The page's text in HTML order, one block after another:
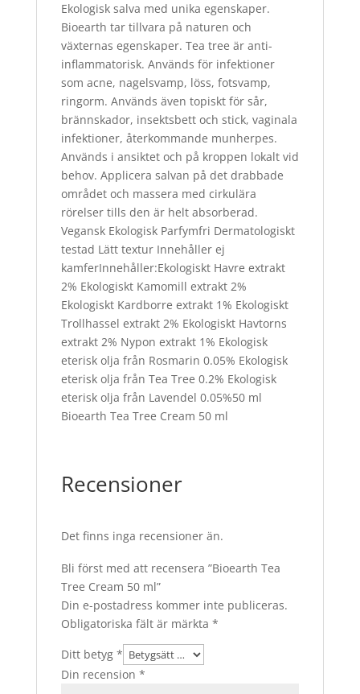
Ekologisk salva med unika egenskaper.
Bioearth tar tillvara på naturen och
växternas egenskaper. Tea tree är anti-
inflammatorisk. Används för infektioner
som acne, nagelsvamp, löss, fotsvamp,
ringorm. Används även topiskt för sår,
brännskador, insektsbett och stick, vaginala
infektioner, återkommande munherpes.
Används i ansiktet och på kroppen lokalt vid
behov. Applicera salvan på det drabbade
området och massera med cirkulära
rörelser tills den är helt absorberad.
Vegansk Ekologisk Parfymfri Dermatologiskt
testad Lätt textur Innehåller ej
kamferInnehåller:Ekologiskt Havre extrakt
2% Ekologiskt Kamomill extrakt 2%
Ekologiskt Kardborre extrakt 1% Ekologiskt
Trollhassel extrakt 2% Ekologiskt Havtorns
extrakt 2% Nypon extrakt 1% Ekologisk
eterisk olja från Rosmarin 0.05% Ekologisk
eterisk olja från Tea Tree 0.2% Ekologisk
eterisk olja från Lavendel 0.05%50 ml
Bioearth Tea Tree Cream 50 ml
Recensioner
Det finns inga recensioner än.
Bli först med att recensera ”Bioearth Tea
Tree Cream 50 ml”
Din e-postadress kommer inte publiceras.
Obligatoriska fält är märkta *
Ditt betyg *
Din recension *